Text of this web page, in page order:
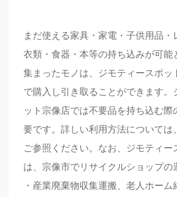
まだ使える家具・家電・子供用品・
衣類・食器・本等の持ち込みが可能
集まったモノは、ジモティースポッ
で購入し引き取ることができます。
ット宗像店では不要品を持ち込む際
要です。詳しい利用方法については
ご参照ください。なお、ジモティー
は、宗像市でリサイクルショップの
・産業廃棄物収集運搬、老人ホーム